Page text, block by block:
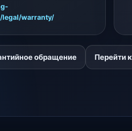
legal/warranty/
обращение Перейти